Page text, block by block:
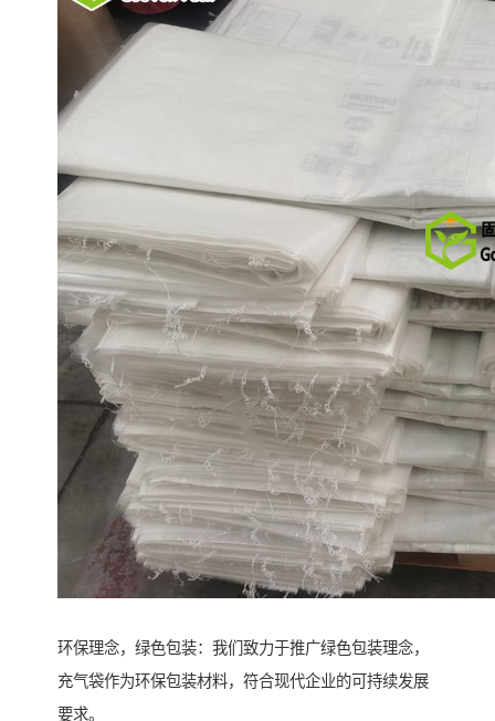
环保理念，绿色包装：我们致力于推广绿色包装理念，
充气袋作为环保包装材料，符合现代企业的可持续发展
要求。